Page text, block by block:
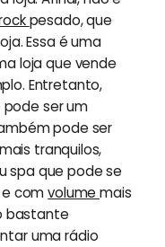
pesado, que
Essa é uma
loja que vende
Entretanto,
pode ser um
pode ser
tranquilos,
spa que pode se
e comvolumemais
bastante
uma rádio